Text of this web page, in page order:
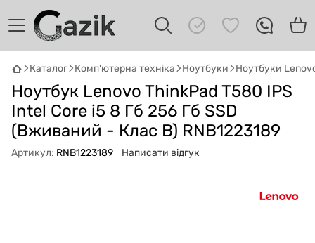
Каталог Комп'ютерна техніка Ноутбуки Ноутбуки
Ноутбук Lenovo ThinkPad T580 IPS
Intel Core i5 8 Гб 256 Гб SSD
(Вживаний - Клас B) RNB1223189
Артикул: RNB1223189 Написати відгук
GAZIK AI
Онлайн · пошук техніки
Привіт! 👋 Я Gazik AI — допоможу
підібрати вживану комп'ютерну техніку.